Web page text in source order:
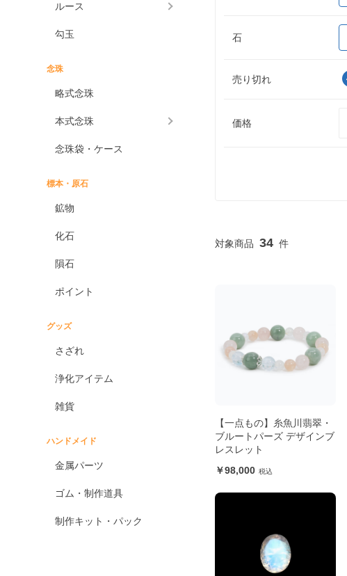
ルース
勾玉
念珠
略式念珠
本式念珠
念珠袋・ケース
標本・原石
鉱物
化石
隕石
ポイント
グッズ
さざれ
浄化アイテム
雑貨
ハンドメイド
金属パーツ
ゴム・制作道具
制作キット・パック
石
売り切れ
価格
34
【一点もの】糸魚川翡翠・
ブルートパーズ デザインブ
レスレット
98,000